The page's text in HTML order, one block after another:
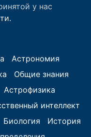
у нас
Астрономия
Общие знания
Астрофизика
интеллект
Биология
История